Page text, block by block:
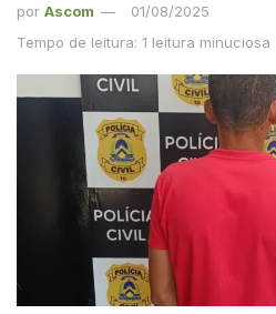
por Ascom
01/08/2025
Tempo de leitura: 1 leitura minuciosa